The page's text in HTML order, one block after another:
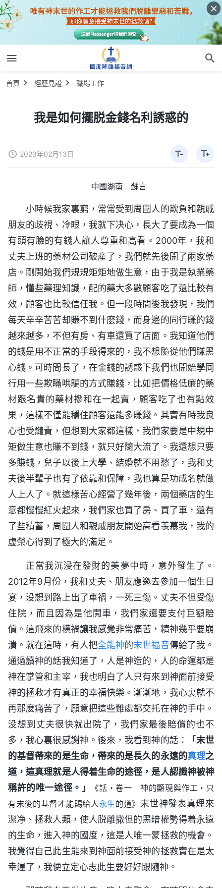
首頁 經歷見證 職場工作
我是如何擺脱金錢名利誘惑的
2023年02月13日
中國湖南 蘇言
小時候我家裏窮，常常受到周圍人的欺負和親戚
朋友的歧視、冷眼，我就下决心，長大了要成為一個
有頭有臉的有錢人讓人尊重和高看。2000年，我和
丈夫上班的藥材公司破産了，我們就先後開了兩家藥
店。剛開始我們規規矩矩地做生意，由于我是執業藥
師，懂些藥理知識，配的藥大多數顧客吃了還比較有
效，顧客也比較信任我。但一段時間後我發現，我們
每天辛辛苦苦却賺不到什麽錢，而身邊的同行賺的錢
越來越多，不但有房、有車還買了店面。我知道他們
的錢是用不正當的手段得來的，我不想隨從他們賺黑
心錢。可時間長了，在金錢的誘惑下我們也開始學同
行用一些欺瞞哄騙的方式賺錢，比如把價格低廉的藥
材跟名貴的藥材摻和在一起賣，顧客吃了也有點效
果，這樣不僅能穩住顧客還能多賺錢。其實有時我良
心也受譴責，但想到大家都這樣，我們家要是中規中
矩做生意也賺不到錢，就只好隨大流了。我還想只要
多賺錢，兒子以後上大學、結婚就不用愁了，我和丈
夫後半輩子也有了依靠和保障，我也算是功成名就做
人上人了。就這樣苦心經營了幾年後，兩個藥店的生
意都慢慢紅火起來，我們家也買了房、買了車，還有
了些積蓄，周圍人和親戚朋友開始高看羡慕我，我的
虚榮心得到了極大的滿足。
正當我沉浸在發財的美夢中時，意外發生了。
2012年9月份，我和丈夫、朋友應邀去參加一個生日
宴，没想到路上出了車禍，一死三傷。丈夫不但受傷
住院，而且因為是他開車，我們家還要支付巨額賠
償。這飛來的横禍讓我感覺非常痛苦，精神幾乎要崩
潰。就在這時，有人把全能神的末世福音傳給了我。
通過讀神的話我知道了，人是神造的，人的命運都是
神在掌管和主宰，我也明白了人只有來到神面前接受
神的拯救才有真正的幸福快樂。漸漸地，我心裏就不
再那麽痛苦了，願意把這些難處都交托在神的手中。
没想到丈夫很快就出院了，我們家最後賠償的也不
多，我心裏很感謝神。後來，我看到神的話：「末世
的基督帶來的是生命，帶來的是長久的永遠的真理之
道，這真理就是人得着生命的途徑，是人認識神被神
稱許的唯一途徑。 」
《話・卷一 神的顯現與作工・只
有末後的基督才能賜給人永生的道》 末世神發表真理來
潔净、拯救人類，使人脱離撒但的黑暗權勢得着永遠
的生命，進入神的國度，這是人唯一蒙拯救的機會。
我覺得自己此生能來到神面前接受神的拯救實在是太
幸運了，我便立定心志此生要好好跟隨神。